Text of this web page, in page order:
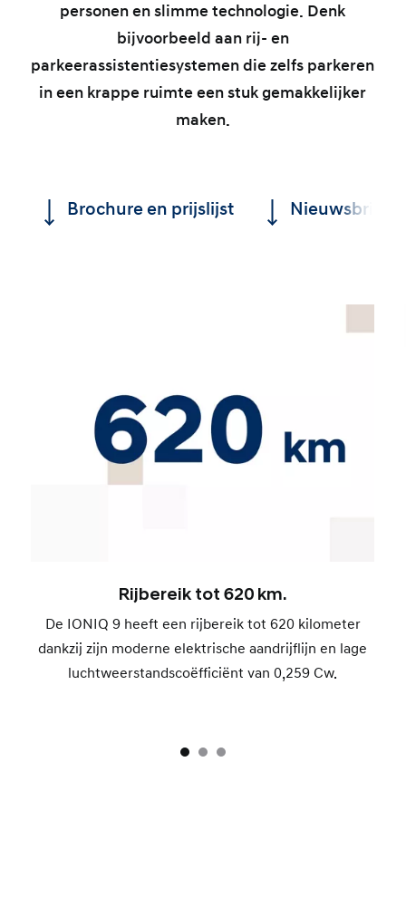
personen en slimme technologie. Denk
bijvoorbeeld aan rij- en
parkeerassistentiesystemen die zelfs parkeren
in een krappe ruimte een stuk gemakkelijker
maken.
Brochure en prijslijst Nieuwsbrief
Rijbereik tot 620 km.
De IONIQ 9 heeft een rijbereik tot 620 kilometer
dankzij zijn moderne elektrische aandrijflijn en lage
luchtweerstandscoëfficiënt van 0,259 Cw.